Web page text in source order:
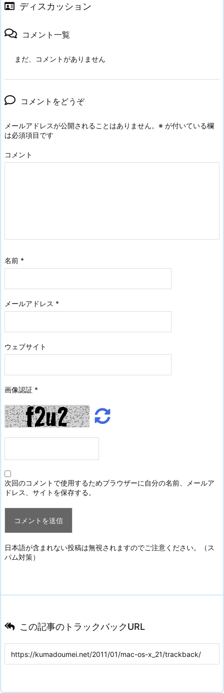
ディスカッション
コメント一覧
まだ、コメントがありません
コメントをどうぞ
メールアドレスが公開されることはありません。 ※ が付いている欄
は必須項目です
コメント
名前 *
メールアドレス *
ウェブサイト
画像認証 *
次回のコメントで使用するためブラウザーに自分の名前、メールア
ドレス、サイトを保存する。
日本語が含まれない投稿は無視されますのでご注意ください。（ス
パム対策）
この記事のトラックバックURL